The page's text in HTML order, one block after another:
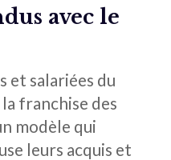
avec le
et salariées du
franchise des
modèle qui
leurs acquis et